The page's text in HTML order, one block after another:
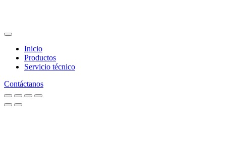
Inicio
Productos
Servicio técnico
Contáctanos